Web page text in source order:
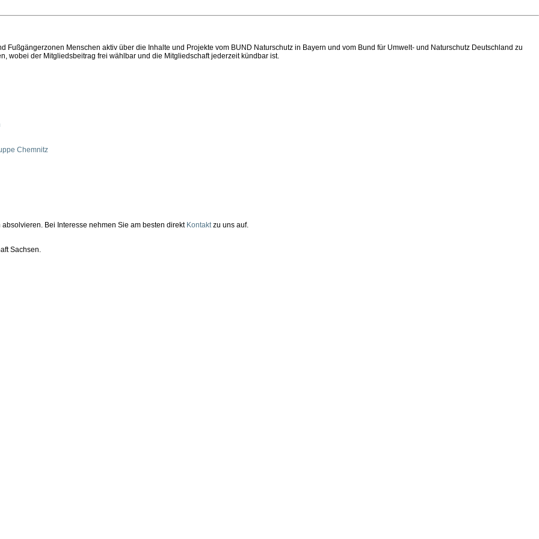
Fußgängerzonen Menschen aktiv über die Inhalte und Projekte vom BUND Naturschutz in Bayern und vom Bund für Umwelt- und Naturschutz Deutschland zu
wobei der Mitgliedsbeitrag frei wählbar und die Mitgliedschaft jederzeit kündbar ist.
Chemnitz
Bei Interesse nehmen Sie am besten direkt Kontaktzu uns auf.
Sachsen.